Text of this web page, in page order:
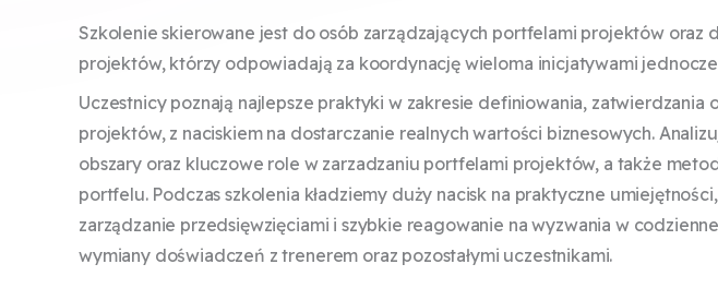
Szkolenie skierowane jest do osób zarządzających portfelami projektów oraz
projektów, którzy odpowiadają za koordynację wieloma inicjatywami
Uczestnicy poznają najlepsze praktyki w zakresie definiowania, zatwierdzania
projektów, z naciskiem na dostarczanie realnych wartości biznesowych.
obszary oraz kluczowe role w zarzadzaniu portfelami projektów, a także
portfelu. Podczas szkolenia kładziemy duży nacisk na praktyczne
zarządzanie przedsięwzięciami i szybkie reagowanie na wyzwania w
wymiany doświadczeń z trenerem oraz pozostałymi uczestnikami.